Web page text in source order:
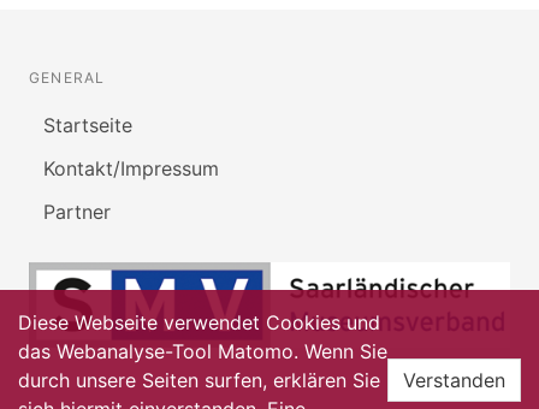
GENERAL
Startseite
Kontakt/Impressum
Partner
Diese Webseite verwendet Cookies und
das Webanalyse-Tool Matomo. Wenn Sie
durch unsere Seiten surfen, erklären Sie
Verstanden